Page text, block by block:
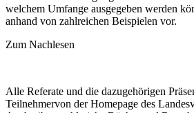
welchem Umfange ausgegeben werden
anhand von zahlreichen Beispielen vor.
Zum Nachlesen
Alle Referate und die dazugehörigen
Teilnehmervon der Homepage des